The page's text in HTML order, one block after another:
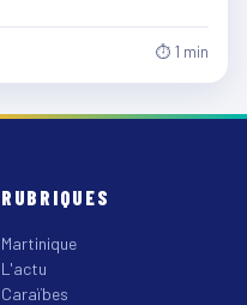
⏱ 1 min
RUBRIQUES
Martinique
L'actu
Caraïbes